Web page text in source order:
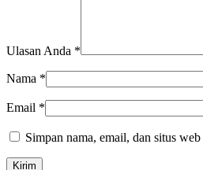
Ulasan Anda *
Nama *
Email *
Simpan nama, email, dan situs